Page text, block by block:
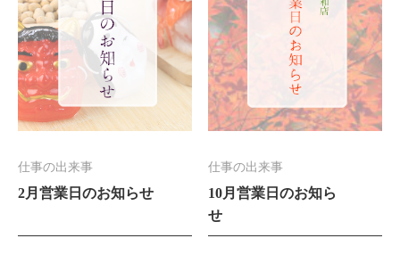
仕事の出来事
2月営業日のお知らせ
仕事の出来事
10月営業日のお知ら
せ